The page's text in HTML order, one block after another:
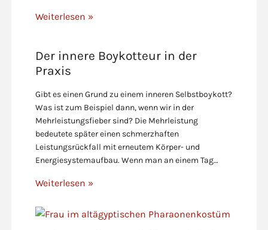
Weiterlesen »
Der innere Boykotteur in der
Praxis
Gibt es einen Grund zu einem inneren Selbstboykott?
Was ist zum Beispiel dann, wenn wir in der
Mehrleistungsfieber sind? Die Mehrleistung
bedeutete später einen schmerzhaften
Leistungsrückfall mit erneutem Körper- und
Energiesystemaufbau. Wenn man an einem Tag…
Weiterlesen »